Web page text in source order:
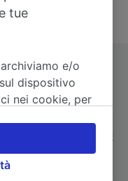
Wiesbaden
Vai su
tue
e/o
dispositivo
nei cookie, per
facendo
diritto di
legittimo o